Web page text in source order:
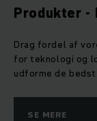
Produkter -
Drag fordel af
for teknologi og
udforme de
SE MERE